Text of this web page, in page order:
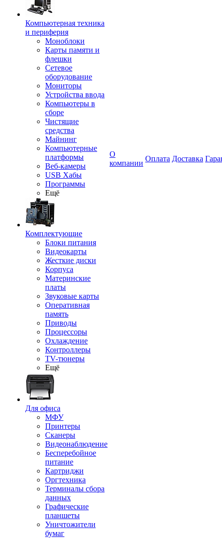
Компьютерная техника
и периферия
Моноблоки
Карты памяти и
флешки
Сетевое
оборудование
Мониторы
Устройства ввода
Компьютеры в
сборе
Чистящие
средства
Майнинг
Компьютерные
платформы
Веб-камеры
USB Хабы
Программы
Ещё
Комплектующие
Блоки питания
Видеокарты
Жесткие диски
Корпуса
Материнские
платы
Звуковые карты
Оперативная
память
Приводы
Процессоры
Охлаждение
Контроллеры
TV-тюнеры
Ещё
Для офиса
МФУ
Принтеры
Сканеры
Видеонаблюдение
Бесперебойное
питание
Картриджи
Оргтехника
Терминалы сбора
данных
Графические
планшеты
Уничтожители
бумаг
О
компании
Оплата Доставка